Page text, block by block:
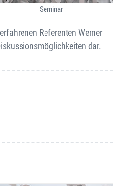
Seminar
Referenten Werner
dar.